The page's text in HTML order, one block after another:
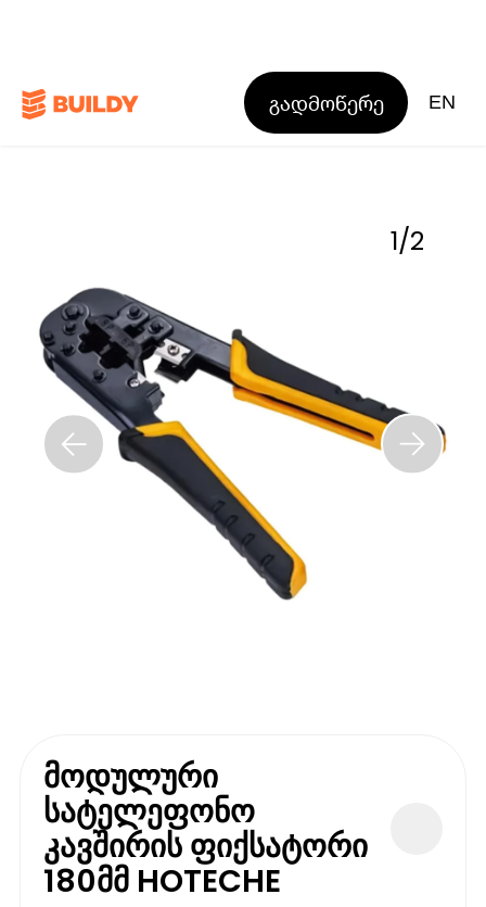
გადმოწერე EN
1/2
მოდულური
სატელეფონო
კავშირის ფიქსატორი
180მმ HOTECHE